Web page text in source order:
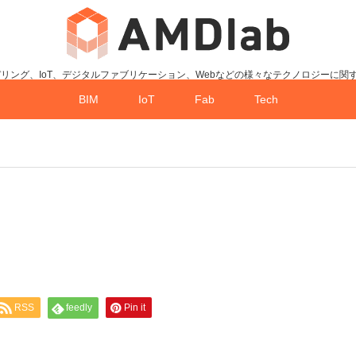
ング、IoT、デジタルファブリケーション、Webなどの様々なテクノロジーに関
BIM IoT Fab Tech
RSS feedly Pin it